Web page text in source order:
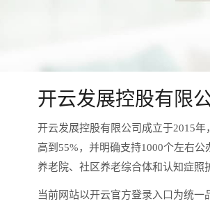
开云发展控股有限
开云发展控股有限公司成立于2015
高到55%，并明确支持1000个左右
养老院、社区养老综合体和认知症照
当前网站以开云官方登录入口为统